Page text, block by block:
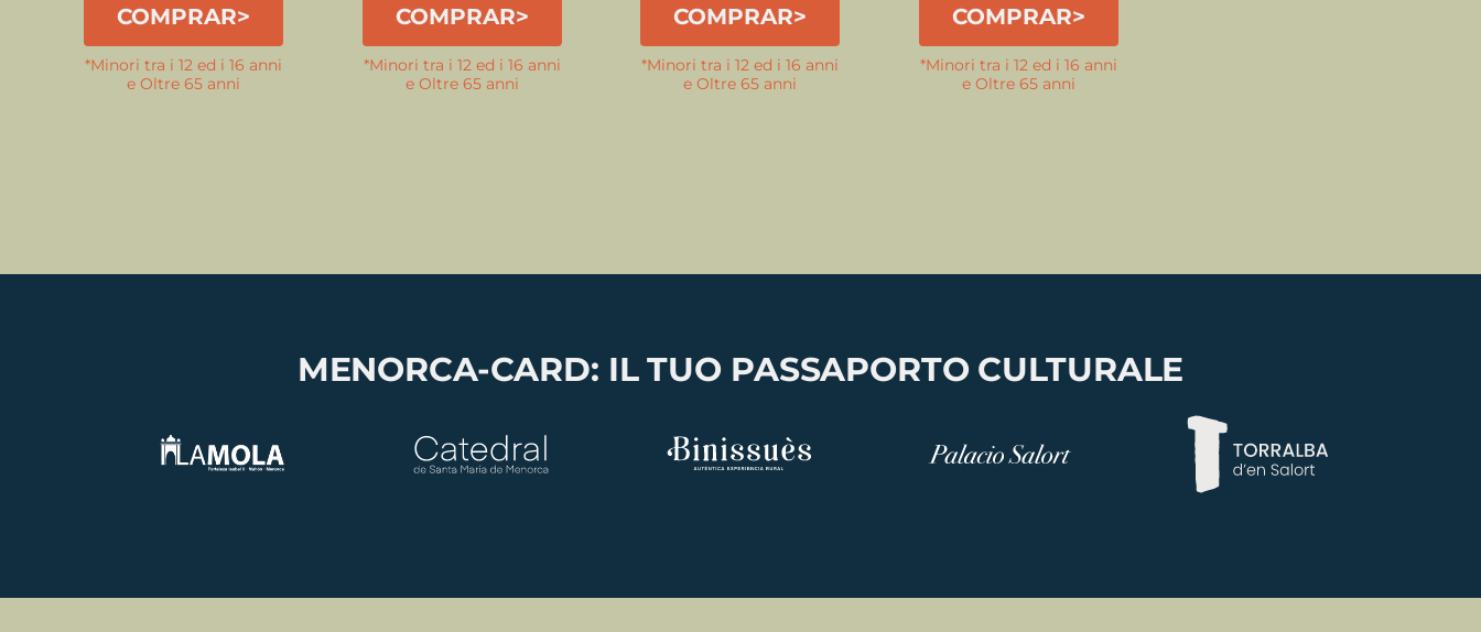
COMPRAR>
*Minori tra i 12 ed i 16 anni
e Oltre 65 anni
COMPRAR>
*Minori tra i 12 ed i 16 anni
e Oltre 65 anni
COMPRAR>
*Minori tra i 12 ed i 16 anni
e Oltre 65 anni
COMPRAR>
*Minori tra i 12 ed i 16 anni
e Oltre 65 anni
MENORCA-CARD: IL TUO PASSAPORTO CULTURALE